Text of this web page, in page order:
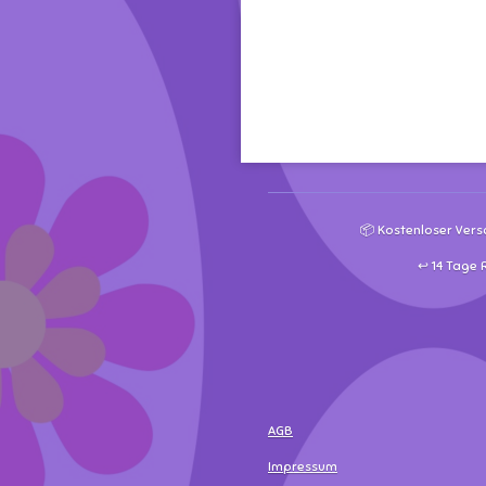
📦 Kostenloser
↩️ 14 Tage
AGB
Impressum